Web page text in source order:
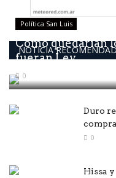
NOTICIA
Política San Luis
Como quedarían
fueran Ley
0
Duro
0
Hissa